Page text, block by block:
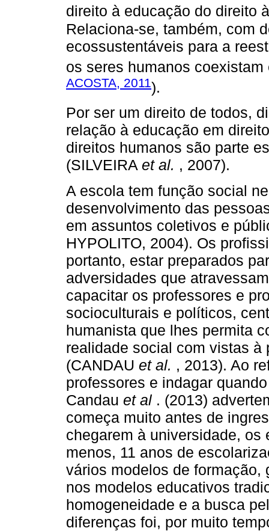
direito à educação do direito
Relaciona-se, também, com
ecossustentáveis para a
os seres humanos
ACOSTA, 2011).
Por ser um direito de todos,
relação à educação em
direitos humanos são parte
(SILVEIRA et al. , 2007).
A escola tem função social
desenvolvimento das
em assuntos coletivos e
HYPOLITO, 2004). Os
portanto, estar preparados
adversidades que
capacitar os professores e
socioculturais e políticos,
humanista que lhes permita
realidade social com vistas à
(CANDAU et al. , 2013). Ao
professores e indagar
Candau et al . (2013)
começa muito antes de
chegarem à universidade,
menos, 11 anos de
vários modelos de formação,
nos modelos educativos
homogeneidade e a busca
diferenças foi, por muito